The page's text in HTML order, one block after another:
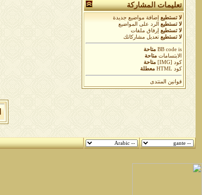
تعليمات المشاركة
لا تستطيع
إضافة مواضيع جديدة
لا تستطيع
الرد على المواضيع
لا تستطيع
إرفاق ملفات
لا تستطيع تعديل مشاركاتك
BB codeis
متاحة
الابتسامات متاحة
كود [IMG]
متاحة
كود HTML
معطلة
قوانين المنتدى